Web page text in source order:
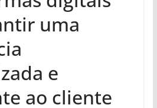
uma
e
ao cliente